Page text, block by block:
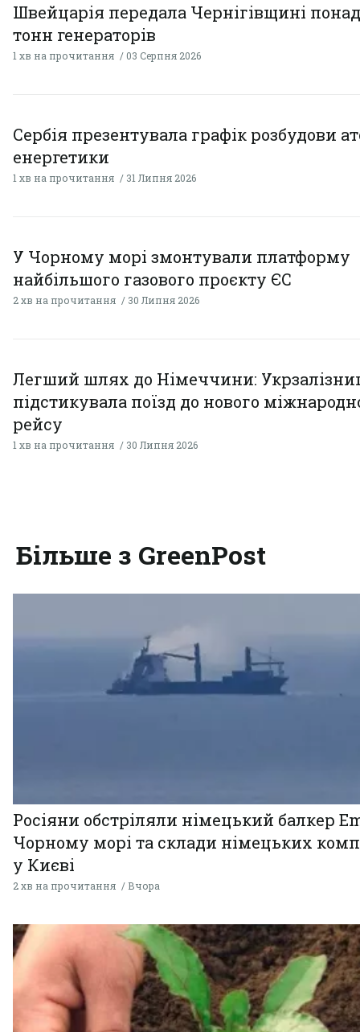
Швейцарія передала Чернігівщині
тонн генераторів
1 хв на прочитання 03 Серпня 2026
Сербія презентувала графік розбудови
енергетики
1 хв на прочитання 31 Липня 2026
У Чорному морі змонтували платформу
найбільшого газового проєкту ЄС
2 хв на прочитання 30 Липня 2026
Легший шлях до Німеччини:
підстикувала поїзд до нового
рейсу
1 хв на прочитання 30 Липня 2026
Більше з GreenPost
Росіяни обстріляли німецький балкер
Чорному морі та склади німецьких
у Києві
2 хв на прочитання Вчора